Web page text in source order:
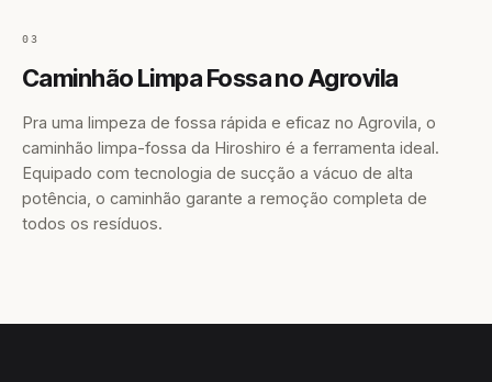
03
Caminhão Limpa Fossa no Agrovila
Pra uma limpeza de fossa rápida e eficaz no Agrovila, o
caminhão limpa-fossa da Hiroshiro é a ferramenta ideal.
Equipado com tecnologia de sucção a vácuo de alta
potência, o caminhão garante a remoção completa de
todos os resíduos.